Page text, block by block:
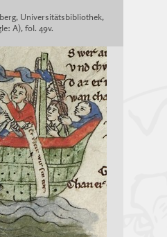
Universitätsbibliothek,
A), fol. 49v.